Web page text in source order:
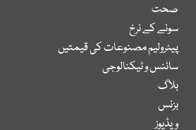
صحت
سونے کے نرخ
پیٹرولیم مصنوعات کی قیمتیں
سائنس و ٹیکنالوجی
بلاگ
بزنس
ویڈیوز